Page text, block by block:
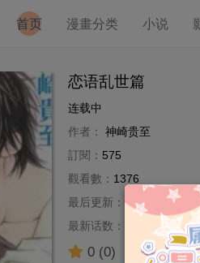
首页 漫畫分类 小说
恋语乱世篇
连载中
作者：
神崎贵至
訂閱： 575
觀看數： 1376
最后更新： 2020-05-28
最新话数：
0 (0) 评分